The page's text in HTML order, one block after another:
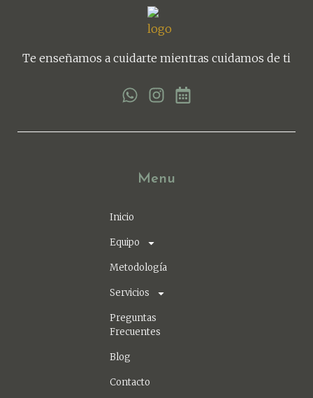
Te enseñamos a cuidarte mientras cuidamos de ti
Menu
Inicio
Equipo
Metodología
Servicios
Preguntas
Frecuentes
Blog
Contacto